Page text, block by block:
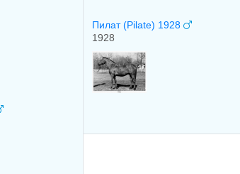
Пилат (Pilate) 1928
1928